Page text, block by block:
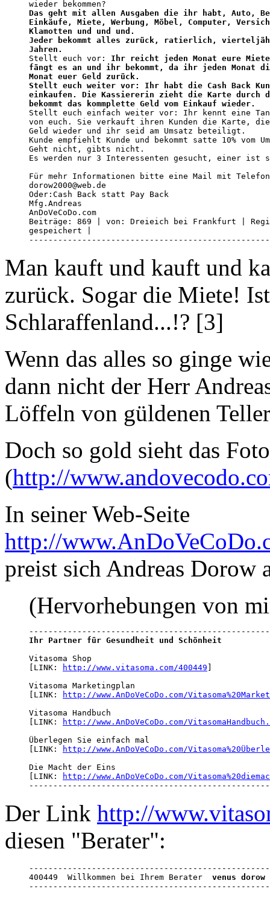
Das geht mit allen Ausgaben die ihr habt, Auto,
Einkäufe, Miete, Werbung, Möbel, Computer,
Klamotten und und und.
Jeder bekommt alles zurück, ratierlich,
Jahren.
Stellt euch vor: Ihr reicht jeden Monat eure Miete
fängt es an und ihr bekommt, da ihr jeden Monat
Monat euer Geld zurück.
Stellt euch weiter vor: Ihr habt die Cash Back
einkaufen. Die Kassiererin zieht die Karte durch
bekommt das kommplette Geld vom Einkauf wieder.
Stellt euch einfach weiter vor: Ihr kennt eine
von euch. Sie verkauft ihren Kunden die Karte, die
Geld wieder und ihr seid am Umsatz beteiligt.
Kunde empfiehlt Kunde und bekommt satte 10% vom
Geht nicht, gibts nicht.
Es werden nur 3 Interessenten gesucht, einer ist
Für mehr Informationen bitte eine Mail mit
dorow2000@web.de
Oder:Cash Back statt Pay Back
Mfg.Andreas
AnDoVeCoDo.com
Beiträge: 869 | von: Dreieich bei Frankfurt |
gespeichert |
Man kauft und kauft und
zurück. Sogar die Miete!
Schlaraffenland...!? [3]
Wenn das alles so ginge
dann nicht der Herr
Löffeln von güldenen
Doch so gold sieht das Foto
(http://
In seiner Web-Seite
http://
preist sich Andreas Dorow
(Hervorhebungen von
Ihr Partner für Gesundheit und Schönheit
Vitasoma Shop
[LINK:
http://www.vitasoma.com/400449
Vitasoma Marketingplan
[LINK:
http://www.AnDoVeCoDo.com/
Vitasoma Handbuch
[LINK:
http://www.AnDoVeCoDo.com/
Überlegen Sie einfach mal
[LINK:
http://www.AnDoVeCoDo.com/
Die Macht der Eins
[LINK:
http://www.AnDoVeCoDo.com/
Der Link http://
diesen "Berater":
400449  Willkommen bei Ihrem Berater venus dorow